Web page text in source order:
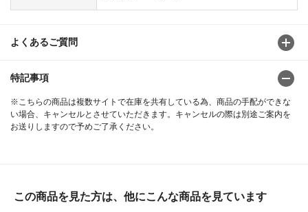
よくあるご質問
特記事項
※こちらの商品は複数サイトで在庫を共有している為、商品の手配ができな
い場合、キャンセルとさせていただきます。キャンセルの際は別途ご案内を
お送りしますので予めご了承ください。
この商品を見た方は、他にこんな商品を見ています